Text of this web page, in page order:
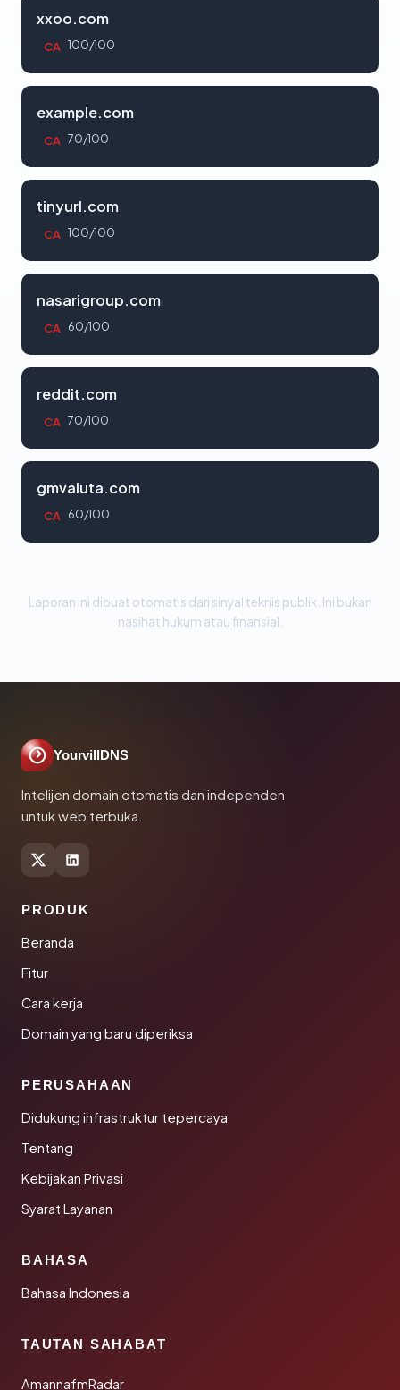
xxoo.com
CA 100/100
example.com
CA 70/100
tinyurl.com
CA 100/100
nasarigroup.com
CA 60/100
reddit.com
CA 70/100
gmvaluta.com
CA 60/100
Laporan ini dibuat otomatis dari sinyal teknis publik. Ini bukan
nasihat hukum atau finansial.
YourvillDNS
Intelijen domain otomatis dan independen
untuk web terbuka.
PRODUK
Beranda
Fitur
Cara kerja
Domain yang baru diperiksa
PERUSAHAAN
Didukung infrastruktur tepercaya
Tentang
Kebijakan Privasi
Syarat Layanan
BAHASA
Bahasa Indonesia
TAUTAN SAHABAT
AmannafmRadar